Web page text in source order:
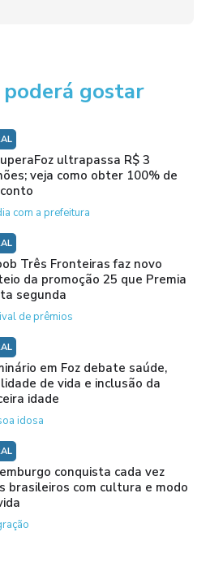
gostar
ultrapassa R$ 3
veja como obter 100% de
com a prefeitura
Três Fronteiras faz novo
da promoção 25 que Premia
segunda
de prêmios
em Foz debate saúde,
de vida e inclusão da
idade
idosa
conquista cada vez
brasileiros com cultura e modo